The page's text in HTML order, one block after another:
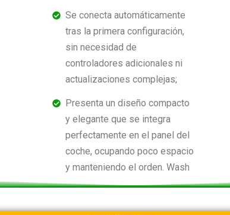
Se conecta automáticamente
tras la primera configuración,
sin necesidad de
controladores adicionales ni
actualizaciones complejas;
Presenta un diseño compacto
y elegante que se integra
perfectamente en el panel del
coche, ocupando poco espacio
y manteniendo el orden. Wash